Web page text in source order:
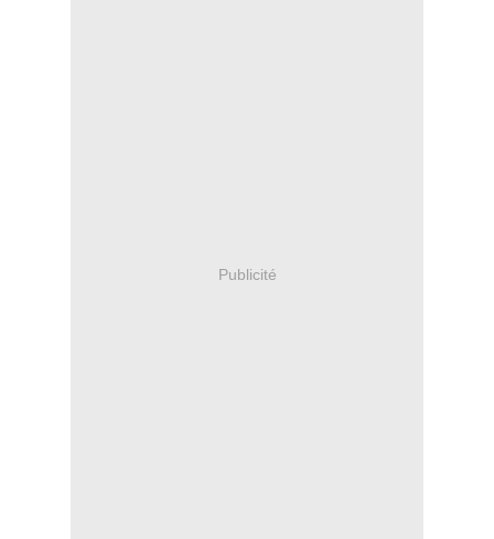
Publicité